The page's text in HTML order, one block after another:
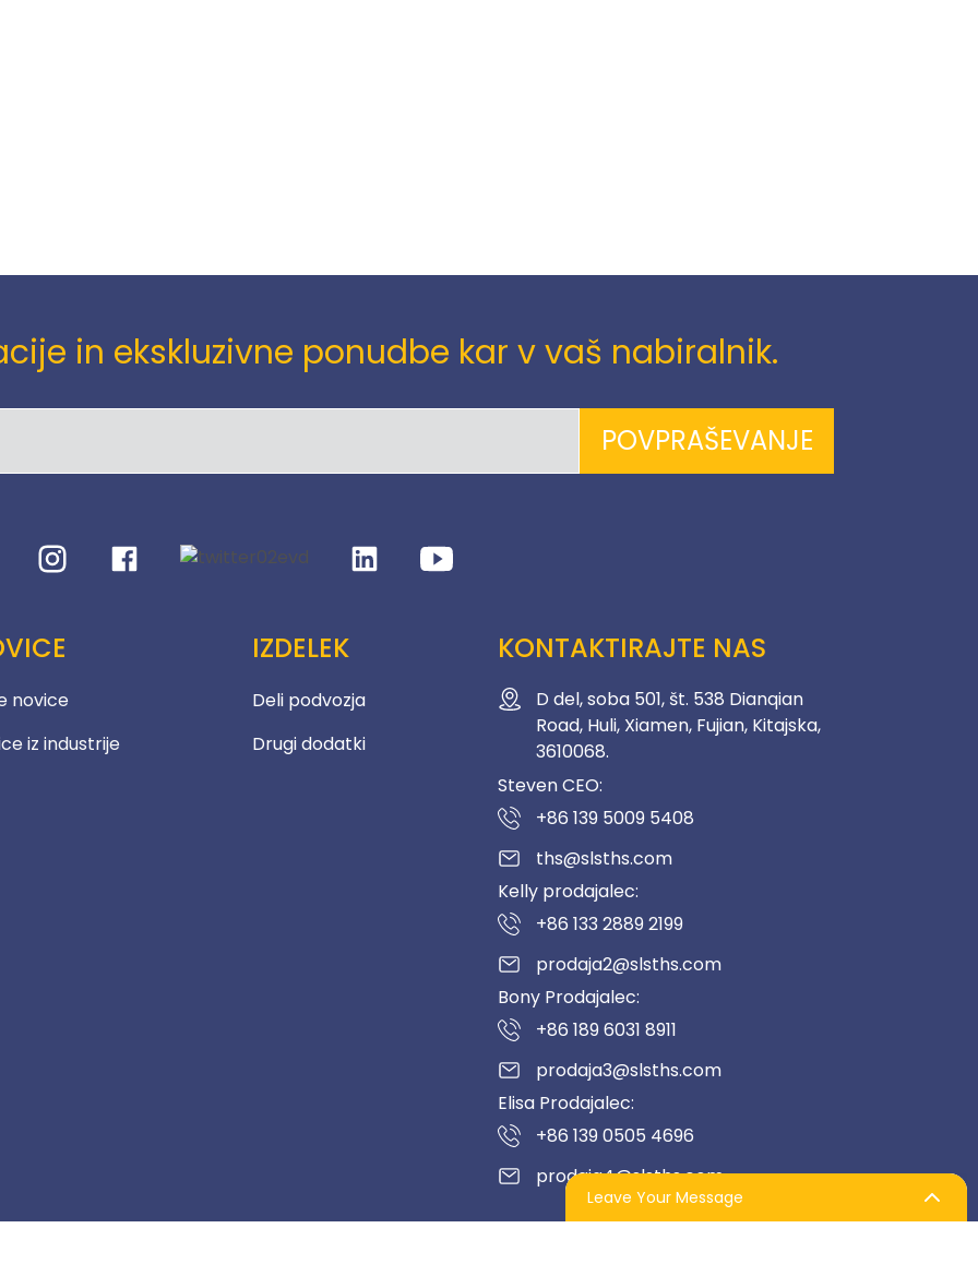
in ekskluzivne ponudbe kar v vaš nabiralnik.
POVPRAŠEVANJE
novice
iz industrije
IZDELEK
Deli podvozja
Drugi dodatki
KONTAKTIRAJTE NAS
D del, soba 501, št. 538 Dianqian
Road, Huli, Xiamen, Fujian, Kitajska,
3610068.
Steven CEO:
+86 139 5009 5408
ths@slsths.com
Kelly prodajalec:
+86 133 2889 2199
prodaja2@slsths.com
Bony Prodajalec:
+86 189 6031 8911
prodaja3@slsths.com
Elisa Prodajalec:
+86 139 0505 4696
prodaja4@slsths.com
Leave Your Message